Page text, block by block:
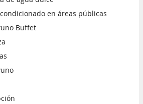
en áreas públicas
Buffet